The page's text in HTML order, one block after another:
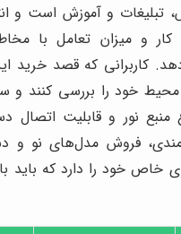
تبلیغات و آموزش است و
و میزان تعامل با
کاربرانی که قصد خرید
محیط خود را بررسی کنند
نور و قابلیت اتصال
فروش مدل‌های نو و
خاص خود را دارد که باید